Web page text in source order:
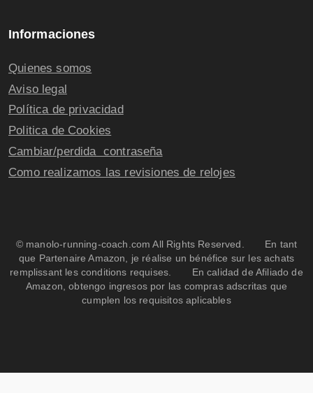
Informaciones
Quienes somos
Aviso legal
Política de privacidad
Politica de Cookies
Cambiar/perdida contraseña
Como realizamos las revisiones de relojes
© manolo-running-coach.com All Rights Reserved. En tant
que Partenaire Amazon, je réalise un bénéfice sur les achats
remplissant les conditions requises. En calidad de Afiliado de
Amazon, obtengo ingresos por las compras adscritas que
cumplen los requisitos aplicables